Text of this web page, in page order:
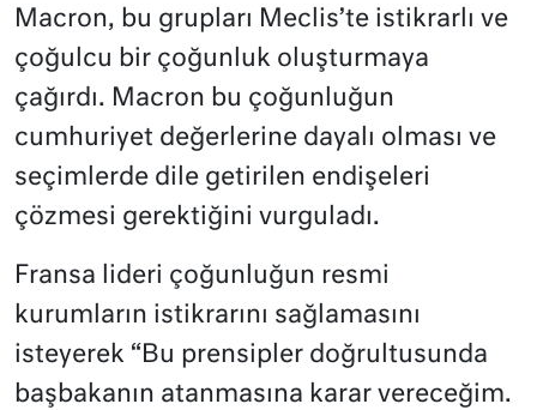
Macron, bu grupları Meclis’te istikrarlı ve
çoğulcu bir çoğunluk oluşturmaya
çağırdı. Macron bu çoğunluğun
cumhuriyet değerlerine dayalı olması ve
seçimlerde dile getirilen endişeleri
çözmesi gerektiğini vurguladı.
Fransa lideri çoğunluğun resmi
kurumların istikrarını sağlamasını
isteyerek “Bu prensipler doğrultusunda
başbakanın atanmasına karar vereceğim.